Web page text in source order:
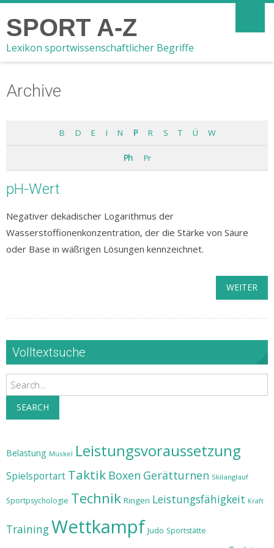
SPORT A-Z
Lexikon sportwissenschaftlicher Begriffe
Archive
B D E I N P R S T Ü W
Ph Pr
pH-Wert
Negativer dekadischer Logarithmus der
Wasserstoffionenkonzentration, der die Stärke von Säure
oder Base in wäßrigen Lösungen kennzeichnet.
WEITER
Volltextsuche
Search
SEARCH
Belastung Muskel Leistungsvoraussetzung
Spielsportart Taktik Boxen Gerätturnen Skilanglauf
Sportpsychologie Technik Ringen Leistungsfähigkeit Kraft
TrainingWettkampf Judo Sportstätte